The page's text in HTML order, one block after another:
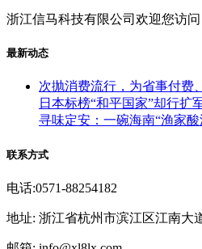
浙江信马科技有限公司欢迎您访问
最新动态
次抛消费流行，为省事付费
日本标榜“和平国家”却行扩
寻味定安：一碗海南“渔家酸
联系方式
电话:0571-88254182
地址: 浙江省杭州市滨江区江南大